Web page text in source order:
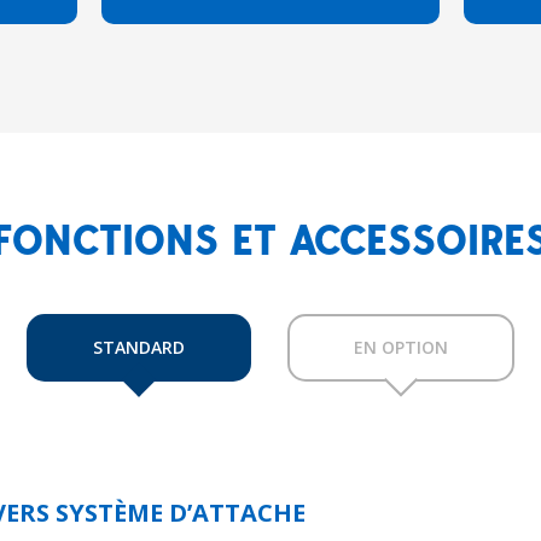
ET
STANDARD EN OPTION
SYSTÈME D’ATTACHE